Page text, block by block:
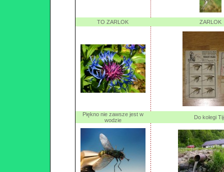
TO ZARLOK ZARLOK
Piękno nie zawsze jest w
wodzie
Do kolegi